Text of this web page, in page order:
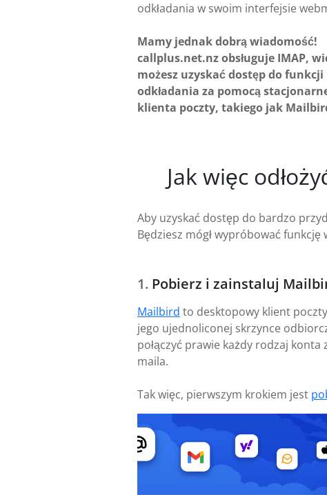
odkładania w swoim interfejsie
Mamy jednak dobrą wiadomość!
callplus.net.nz obsługuje IMAP,
możesz uzyskać dostęp do funkcji
odkładania za pomocą
klienta poczty, takiego jak
Jak więc
Aby uzyskać dostęp do bardzo
Będziesz mógł wypróbować
Pobierz i zainstaluj
Mailbird to desktopowy klient
jego ujednoliconej skrzynce
połączyć prawie każdy rodzaj
maila.
Tak więc, pierwszym krokiem jest